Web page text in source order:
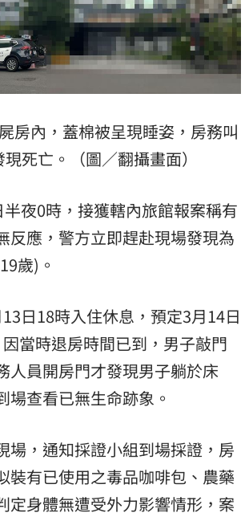
房內，蓋棉被呈現睡姿，房務叫
死亡。（圖／翻攝畫面）
夜0時，接獲轄內旅館報案稱有
反應，警方立即趕赴現場發現為
歲)。
日18時入住休息，預定3月14日
當時退房時間已到，男子敲門
人員開房門才發現男子躺於床
場查看已無生命跡象。
場，通知採證小組到場採證，房
裝有已使用之毒品咖啡包、農藥
定身體無遭受外力影響情形，案